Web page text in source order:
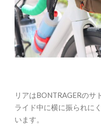
リアはBONTRAGERのサ
ライド中に横に振られに
います。